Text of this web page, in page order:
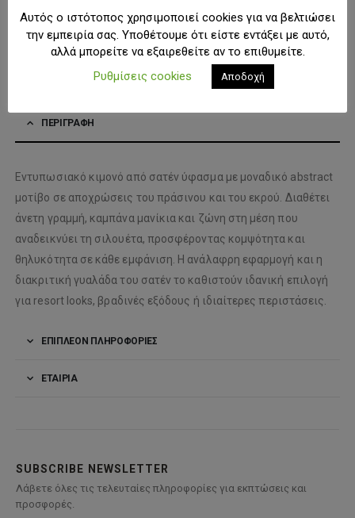
ΠΡΟΣΘΉΚΗ ΣΤΗ ΛΊΣΤΑ ΕΠΙΘΥΜΙΏΝ
ΠΕΡΙΓΡΑΦΉ
Εντυπωσιακό κιμονό από σατέν ύφασμα με μοναδικό abstract
μοτίβο σε αποχρώσεις του πράσινου και του εκρού. Διαθέτει
άνετη γραμμή, καμπάνα μανίκια και ζώνη στη μέση που
αναδεικνύει τη σιλουέτα, προσφέροντας κομψότητα και
θηλυκότητα σε κάθε εμφάνιση. Η ανάλαφρη εφαρμογή και η
διακριτική γυαλάδα του σατέν το καθιστούν ιδανική επιλογή
για resort looks, βραδινές εξόδους ή ιδιαίτερες περιστάσεις.
ΕΠΙΠΛΈΟΝ ΠΛΗΡΟΦΟΡΊΕΣ
ΕΤΑΙΡΊΑ
SUBSCRIBE NEWSLETTER
Λάβετε όλες τις τελευταίες πληροφορίες για εκπτώσεις και
προσφορές.
Αυτός ο ιστότοπος χρησιμοποιεί cookies για να βελτιώσει
την εμπειρία σας. Υποθέτουμε ότι είστε εντάξει με αυτό,
αλλά μπορείτε να εξαιρεθείτε αν το επιθυμείτε.
Ρυθμίσεις cookies
Αποδοχή